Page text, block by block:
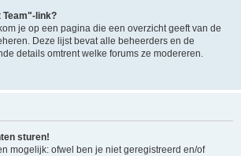
Team"-link?
je op een pagina die een overzicht geeft van de
Deze lijst bevat alle beheerders en de
details omtrent welke forums ze modereren.
sturen!
mogelijk: ofwel ben je niet geregistreerd en/of